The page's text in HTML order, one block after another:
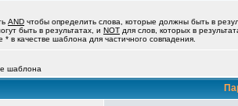
AND чтобы определить слова, которые должны быть в
быть в результатах, и NOT для слов, которых в
в качестве шаблона для частичного совпадения.
шаблона